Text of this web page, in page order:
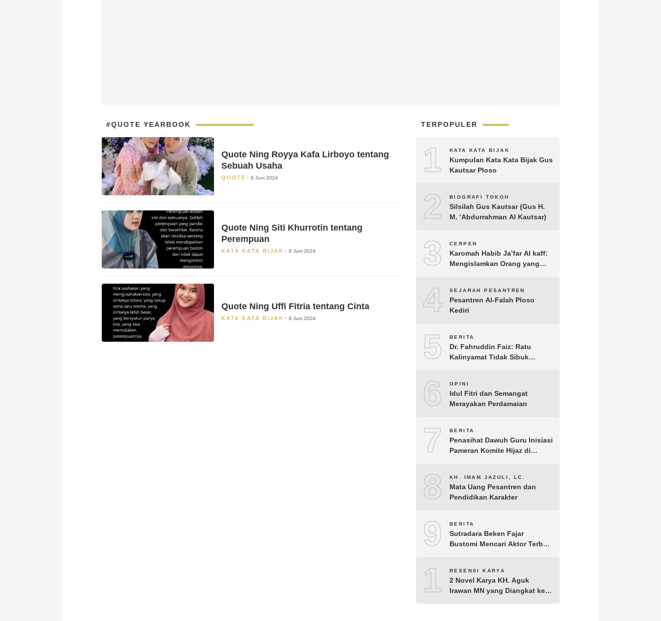
#QUOTE YEARBOOK
Quote Ning Royya Kafa Lirboyo tentang
Sebuah Usaha
QUOTE 8 Juni 2024
Quote Ning Siti Khurrotin tentang
Perempuan
KATA KATA BIJAK 8 Juni 2024
Quote Ning Uffi Fitria tentang Cinta
KATA KATA BIJAK 8 Juni 2024
TERPOPULER
1 KATA KATA BIJAK
Kumpulan Kata Kata Bijak Gus
Kautsar Ploso
2 BIOGRAFI TOKOH
Silsilah Gus Kautsar (Gus H.
M. ‘Abdurrahman Al Kautsar)
3 CERPEN
Karomah Habib Ja’far Al kaff:
Mengislamkan Orang yang
4 SEJARAH PESANTREN
Pesantren Al-Falah Ploso
Kediri
5 BERITA
Dr. Fahruddin Faiz: Ratu
Kalinyamat Tidak Sibuk
Perekonomian Rakyatnya
6 OPINI
Idul Fitri dan Semangat
Merayakan Perdamaian
7 BERITA
Penasihat Dawuh Guru Inisiasi
Pameran Komite Hijaz di
8 KH. IMAM JAZULI, LC.
Mata Uang Pesantren dan
Pendidikan Karakter
9 BERITA
Sutradara Beken Fajar
Bustomi Mencari Aktor Terbaik
KH. Hasyim Asy’ari karya KH.
Aguk Irawan MN
10RESENSI KARYA
2 Novel Karya KH. Aguk
Irawan MN yang Diangkat ke